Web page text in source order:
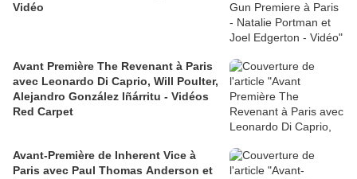
Vidéo
Avant Première The Revenant à Paris
avec Leonardo Di Caprio, Will Poulter,
Alejandro González Iñárritu - Vidéos
Red Carpet
Avant-Première de Inherent Vice à
Paris avec Paul Thomas Anderson et